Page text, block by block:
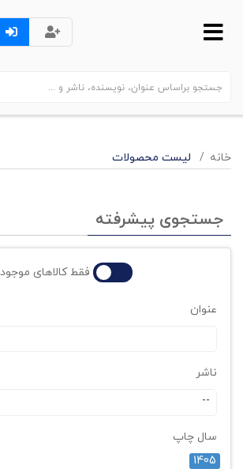
خانه لیست محصولات
جستجوی پیشرفته
فقط کالاهای موجود
عنوان
ناشر
--
سال چاپ
1405